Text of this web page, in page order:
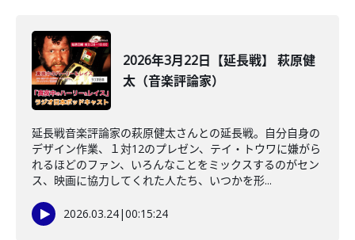
2026年3月22日【延長戦】 萩原健
太（音楽評論家）
延長戦音楽評論家の萩原健太さんとの延長戦。自分自身の
デザイン作業、１対12のプレゼン、テイ・トウワに嫌がら
れるほどのファン、いろんなことをミックスするのがセン
ス、映画に協力してくれた人たち、いつかを形...
2026.03.24|00:15:24